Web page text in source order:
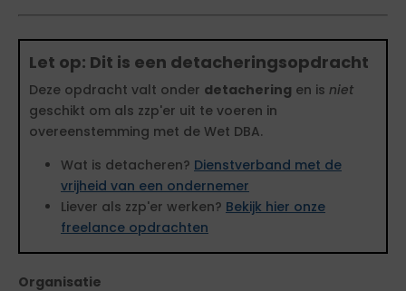
Let op: Dit is een detacheringsopdracht
Deze opdracht valt onder detachering en is niet
geschikt om als zzp'er uit te voeren in
overeenstemming met de Wet DBA.
Wat is detacheren? Dienstverband met de
vrijheid van een ondernemer
Liever als zzp'er werken? Bekijk hier onze
freelance opdrachten
Organisatie